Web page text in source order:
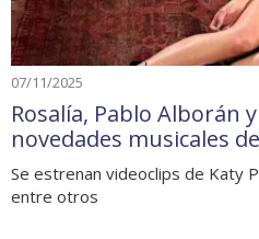
07/11/2025
Rosalía, Pablo Alborán
novedades musicales
Se estrenan videoclips de Katy
entre otros